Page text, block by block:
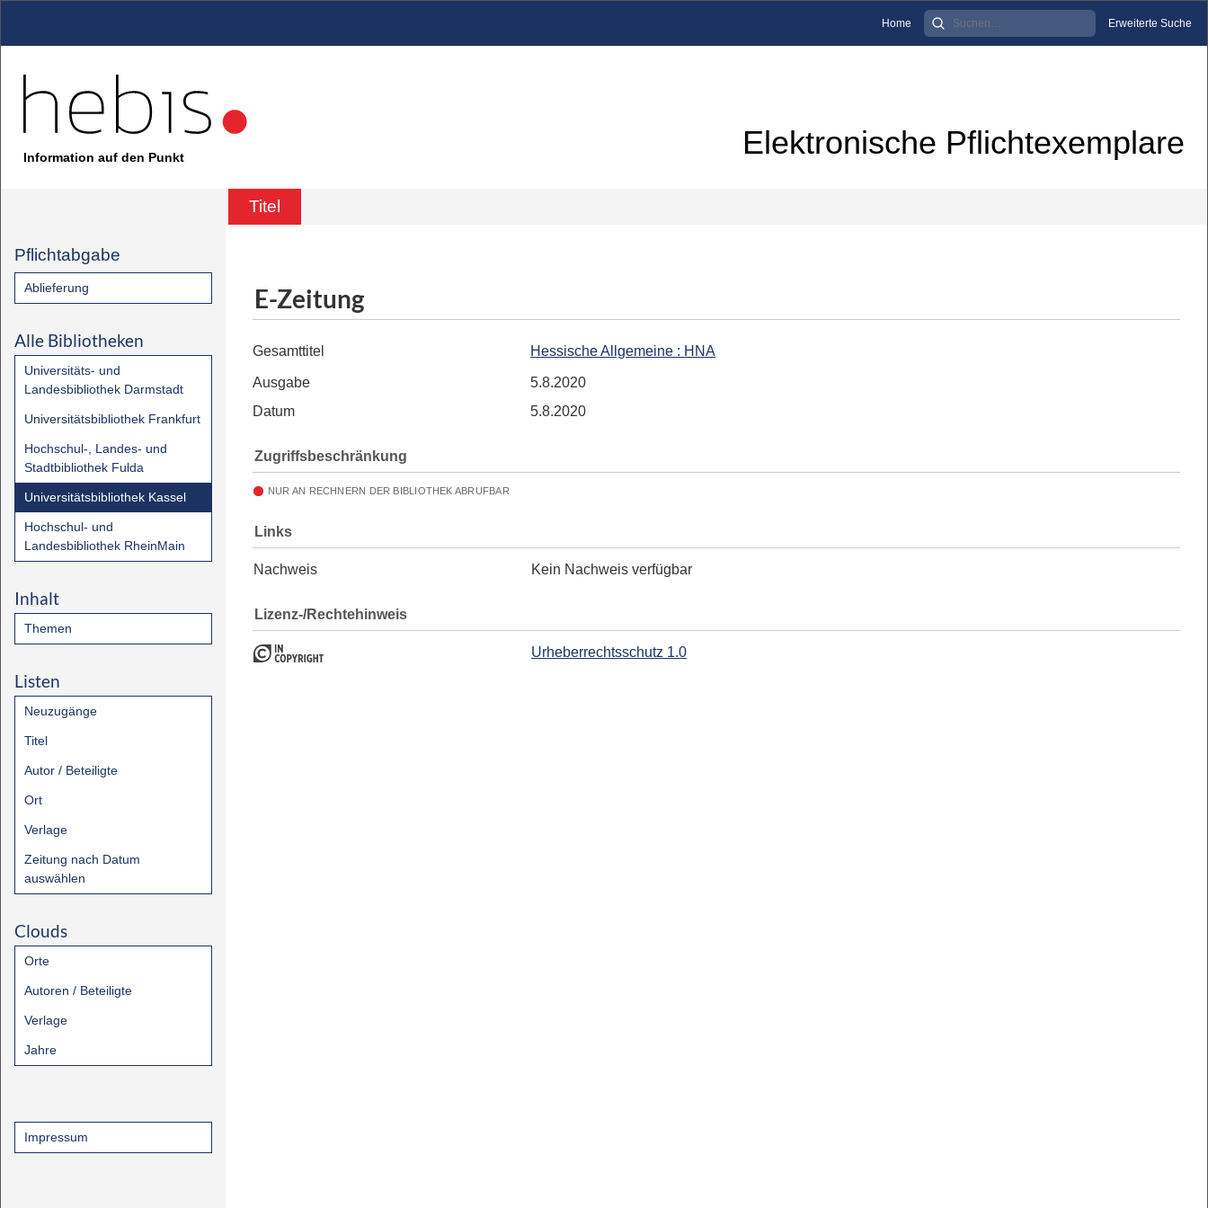
Home Erweiterte Suche
Information auf den Punkt Elektronische Pflichtexemplare
Titel
Pflichtabgabe
Ablieferung
Alle Bibliotheken
Universitäts- und
Landesbibliothek Darmstadt
Universitätsbibliothek Frankfurt
Hochschul-, Landes- und
Stadtbibliothek Fulda
Universitätsbibliothek Kassel
Hochschul- und
Landesbibliothek RheinMain
Inhalt
Themen
Listen
Neuzugänge
Titel
Autor / Beteiligte
Ort
Verlage
Zeitung nach Datum
auswählen
Clouds
Orte
Autoren / Beteiligte
Verlage
Jahre
Impressum
E-Zeitung
Gesamttitel Hessische Allgemeine : HNA
Ausgabe
5.8.2020
Datum
5.8.2020
Zugriffsbeschränkung
NUR AN RECHNERN DER BIBLIOTHEK ABRUFBAR
Links
Nachweis Kein Nachweis verfügbar
Lizenz-/Rechtehinweis
Urheberrechtsschutz 1.0